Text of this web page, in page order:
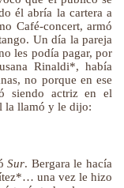
él abría la cartera a
Café-concert, armó
Un día la pareja
les podía pagar, por
Rinaldi*, había
no porque en ese
siendo actriz en el
la llamó y le dijo:
Sur. Bergara le hacía
una vez le hizo